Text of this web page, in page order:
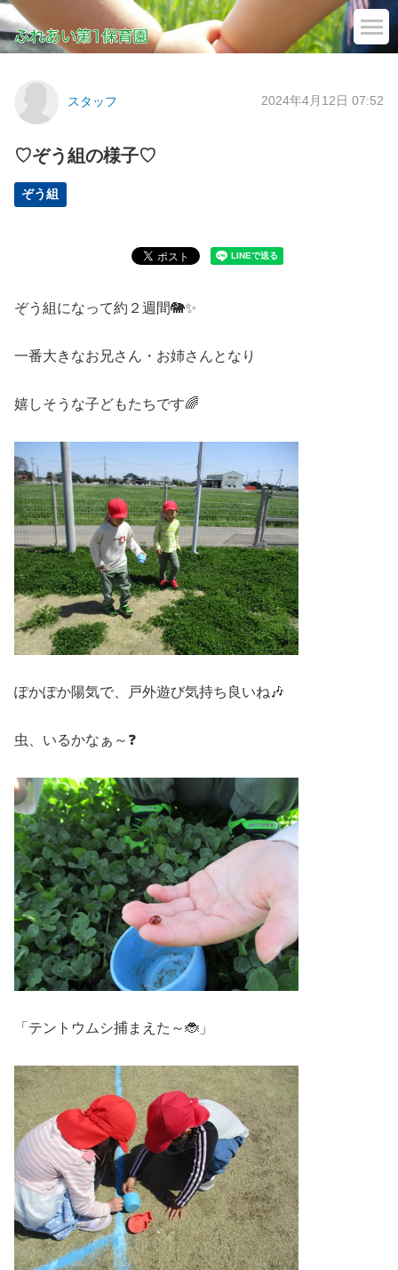
スタッフ 2024年4月12日 07:52
♡ぞう組の様子♡
ぞう組
ぞう組になって約２週間🐘✨
一番大きなお兄さん・お姉さんとなり
嬉しそうな子どもたちです🌈
ぽかぽか陽気で、戸外遊び気持ち良いね🎶
虫、いるかなぁ～❓
「テントウムシ捕まえた～🐞」